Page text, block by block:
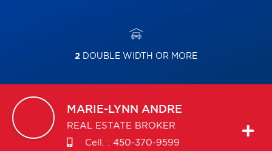
2 DOUBLE WIDTH OR MORE
MARIE-LYNN ANDRE
REAL ESTATE BROKER
Cell. : 450-370-9599